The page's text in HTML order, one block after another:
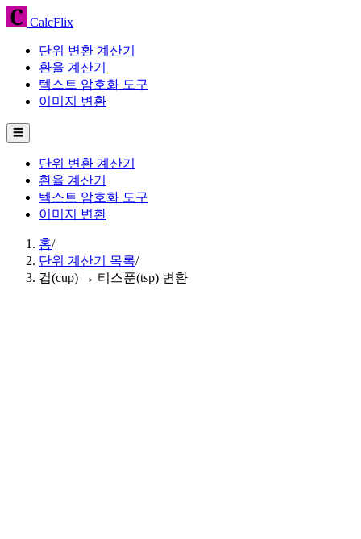
CalcFlix
단위 변환 계산기
환율 계산기
텍스트 암호화 도구
이미지 변환
☰
단위 변환 계산기
환율 계산기
텍스트 암호화 도구
이미지 변환
홈/
단위 계산기 목록/
컵(cup) → 티스푼(tsp) 변환